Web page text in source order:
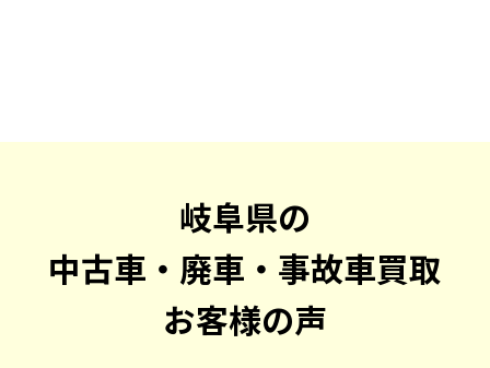
岐阜県の
中古車・廃車・事故車買取
お客様の声